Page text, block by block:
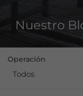
Nuestro
Operación
Todos